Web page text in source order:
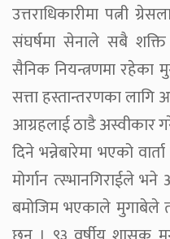
उत्तराधिकारीमा पत्नी
संघर्षमा सेनाले सबै
सैनिक नियन्त्रणमा रहेका
सत्ता हस्तान्तरणका
आग्रहलाई ठाडै अस्वीकार
दिने भन्नेबारेमा भएको
मोर्गान त्स्भानगिराईले
बमोजिम भएकाले मुगाबेले